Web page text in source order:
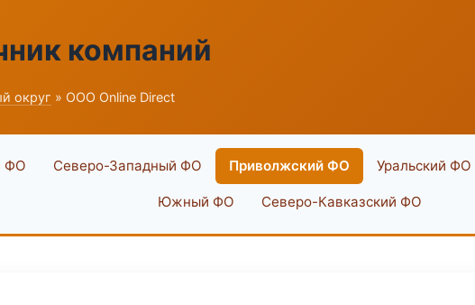
компаний
округ » ООО Online Direct
ФО Северо-Западный ФО Приволжский ФО Уральский ФО
Южный ФО Северо-Кавказский ФО